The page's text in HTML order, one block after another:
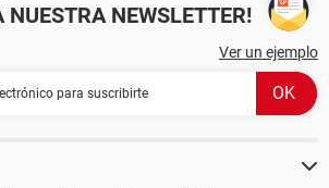
NUESTRA NEWSLETTER!
Ver un ejemplo